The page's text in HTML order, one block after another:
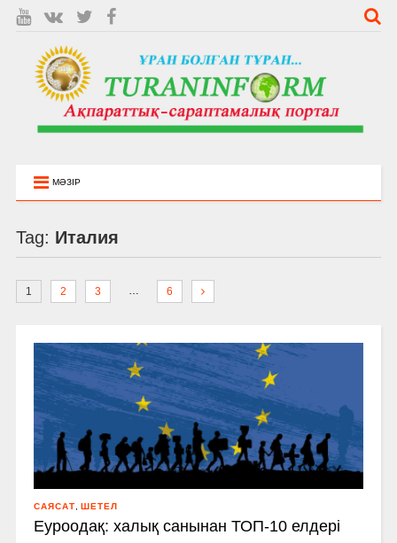
МӘЗІР
Tag: Италия
1 2 3 6
САЯСАТ ШЕТЕЛ
Еуроодақ: халық санынан ТОП-10 елдері